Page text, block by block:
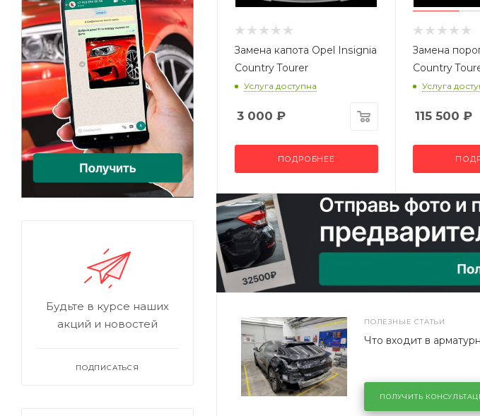
Замена капота Opel Insignia
Country Tourer
Услуга доступна
3 000 ₽
ПОДРОБНЕЕ
Замена
Country
Услуга
115 500 ₽
ПОЛЕЗНЫЕ СТАТЬИ
Что входит в
ПОЛУЧИТЬ
Будьте в курсе наших
акций и новостей
ПОДПИСАТЬСЯ